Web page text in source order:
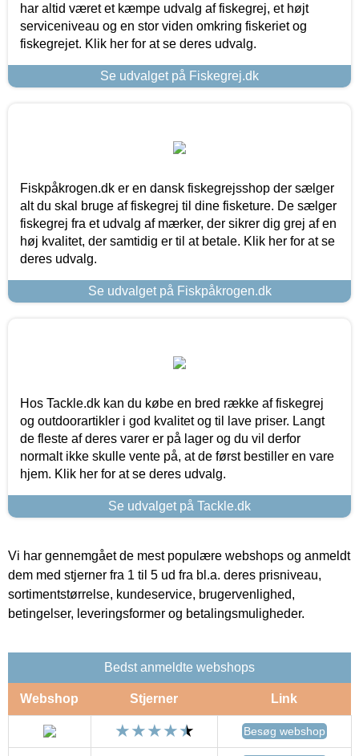
har altid været et kæmpe udvalg af fiskegrej, et højt
serviceniveau og en stor viden omkring fiskeriet og
fiskegrejet. Klik her for at se deres udvalg.
Se udvalget på Fiskegrej.dk
Fiskpåkrogen.dk er en dansk fiskegrejsshop der sælger
alt du skal bruge af fiskegrej til dine fisketure. De sælger
fiskegrej fra et udvalg af mærker, der sikrer dig grej af en
høj kvalitet, der samtidig er til at betale. Klik her for at se
deres udvalg.
Se udvalget på Fiskpåkrogen.dk
Hos Tackle.dk kan du købe en bred række af fiskegrej
og outdoorartikler i god kvalitet og til lave priser. Langt
de fleste af deres varer er på lager og du vil derfor
normalt ikke skulle vente på, at de først bestiller en vare
hjem. Klik her for at se deres udvalg.
Se udvalget på Tackle.dk
Vi har gennemgået de mest populære webshops og anmeldt
dem med stjerner fra 1 til 5 ud fra bl.a. deres prisniveau,
sortimentstørrelse, kundeservice, brugervenlighed,
betingelser, leveringsformer og betalingsmuligheder.
Bedst anmeldte webshops
Webshop Stjerner Link
Besøg webshop